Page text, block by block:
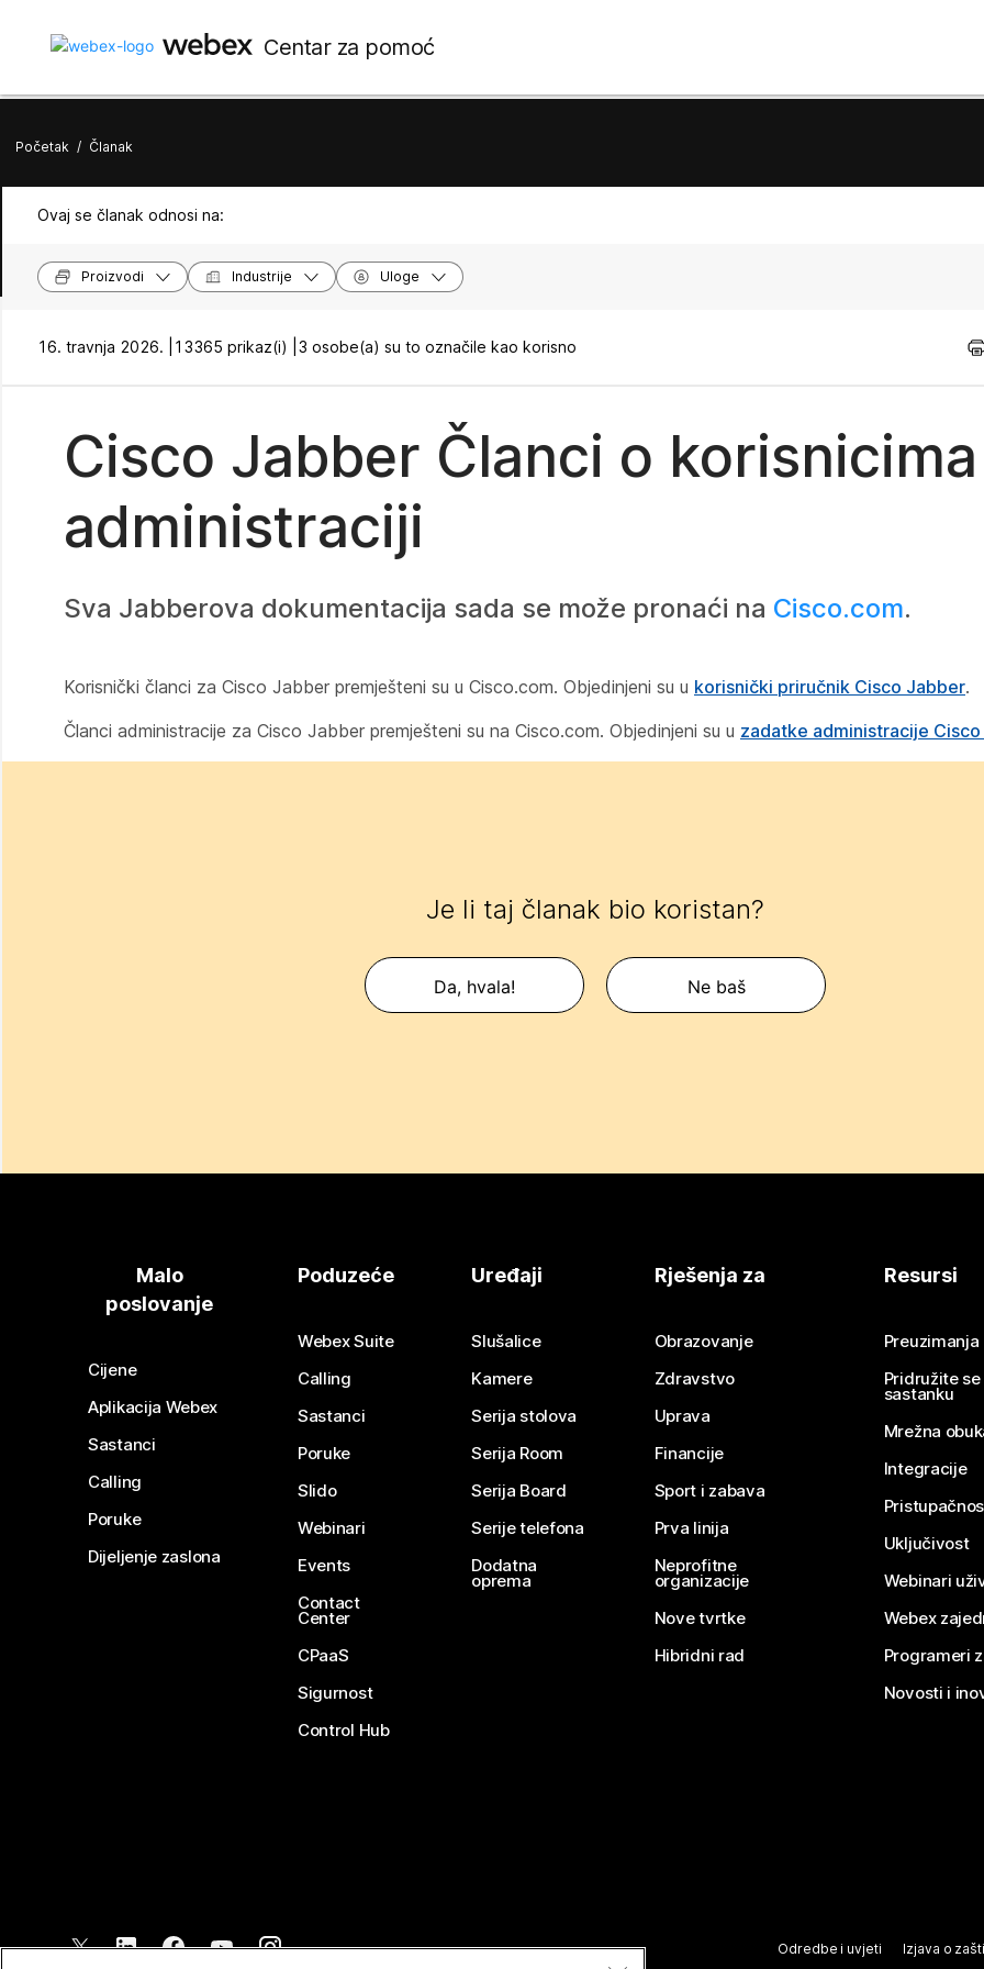
Centar za pomoć
Početak / Članak
Ovaj se članak odnosi na:
Proizvodi Industrije Uloge
16. travnja 2026. | 13365 prikaz(i) | 3 osobe(a) su to označile kao korisno
Cisco Jabber Članci o
administraciji
Sva Jabberova dokumentacija sada se može pronaći na Cisco.com.
Korisnički članci za Cisco Jabber premješteni su u Cisco.com. Objedinjeni su u korisnički priručnik Cisco Jabber.
Članci administracije za Cisco Jabber premješteni su na Cisco.com. Objedinjeni su u zadatke administracije
Je li taj članak bio koristan?
Da, hvala! Ne baš
Malo
poslovanje
Cijene
Aplikacija Webex
Sastanci
Calling
Poruke
Dijeljenje zaslona
Poduzeće
Webex Suite
Calling
Sastanci
Poruke
Slido
Webinari
Events
Contact
Center
CPaaS
Sigurnost
Control Hub
Uređaji
Slušalice
Kamere
Serija stolova
Serija Room
Serija Board
Serije telefona
Dodatna
oprema
Rješenja za
Obrazovanje
Zdravstvo
Uprava
Financije
Sport i zabava
Prva linija
Neprofitne
organizacije
Nove tvrtke
Hibridni rad
Resursi
Preuzimanja
Pridružite
sastanku
Mrežna
Integracije
Uključivost
Webinari
Webex
Programeri
Novosti i
Odredbe i uvjeti Izjava o